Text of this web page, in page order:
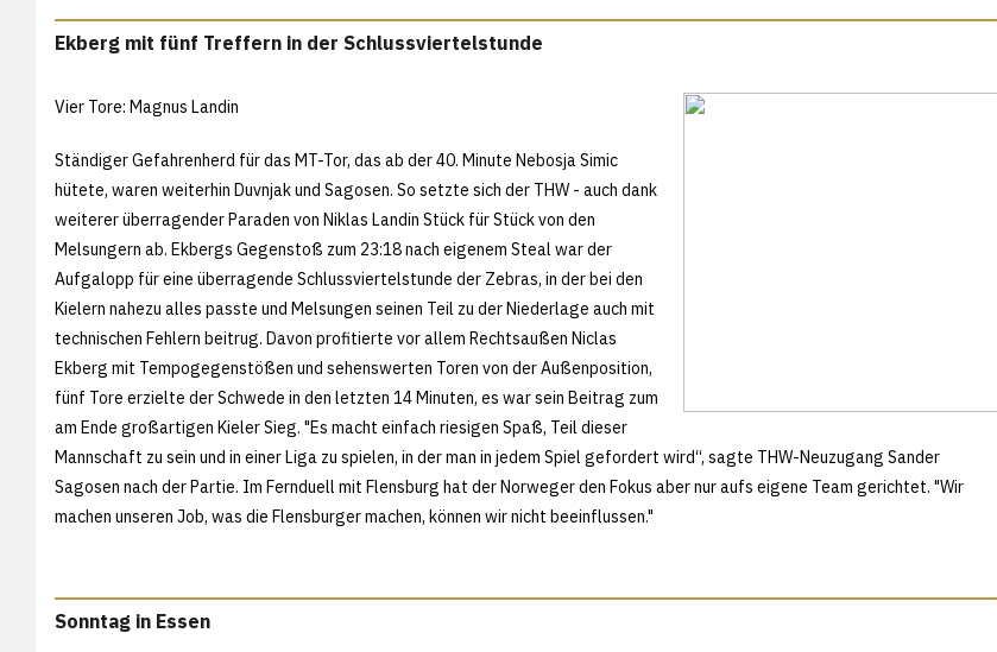
Ekberg mit fünf Treffern in der Schlussviertelstunde
Vier Tore: Magnus Landin
Ständiger Gefahrenherd für das MT-Tor, das ab der 40. Minute Nebosja Simic
hütete, waren weiterhin Duvnjak und Sagosen. So setzte sich der THW - auch dank
weiterer überragender Paraden von Niklas Landin Stück für Stück von den
Melsungern ab. Ekbergs Gegenstoß zum 23:18 nach eigenem Steal war der
Aufgalopp für eine überragende Schlussviertelstunde der Zebras, in der bei den
Kielern nahezu alles passte und Melsungen seinen Teil zu der Niederlage auch mit
technischen Fehlern beitrug. Davon profitierte vor allem Rechtsaußen Niclas
Ekberg mit Tempogegenstößen und sehenswerten Toren von der Außenposition,
fünf Tore erzielte der Schwede in den letzten 14 Minuten, es war sein Beitrag zum
am Ende großartigen Kieler Sieg. "Es macht einfach riesigen Spaß, Teil dieser
Mannschaft zu sein und in einer Liga zu spielen, in der man in jedem Spiel gefordert wird“, sagte THW-Neuzugang Sander
Sagosen nach der Partie. Im Fernduell mit Flensburg hat der Norweger den Fokus aber nur aufs eigene Team gerichtet. "Wir
machen unseren Job, was die Flensburger machen, können wir nicht beeinflussen."
Sonntag in Essen